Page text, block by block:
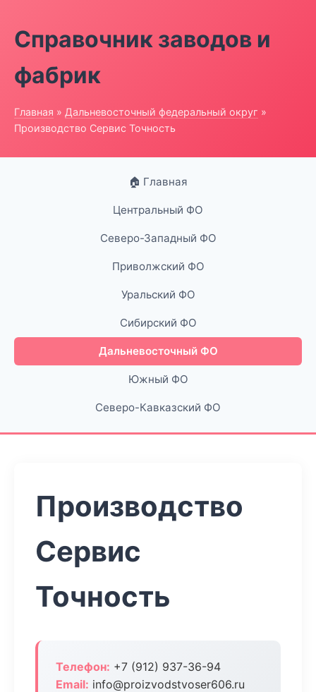
Справочник заводов и
фабрик
Главная » Дальневосточный федеральный округ »
Производство Сервис Точность
🏠 Главная
Центральный ФО
Северо-Западный ФО
Приволжский ФО
Уральский ФО
Сибирский ФО
Дальневосточный ФО
Южный ФО
Северо-Кавказский ФО
Производство
Сервис
Точность
Телефон: +7 (912) 937-36-94
Email: info@proizvodstvoser606.ru